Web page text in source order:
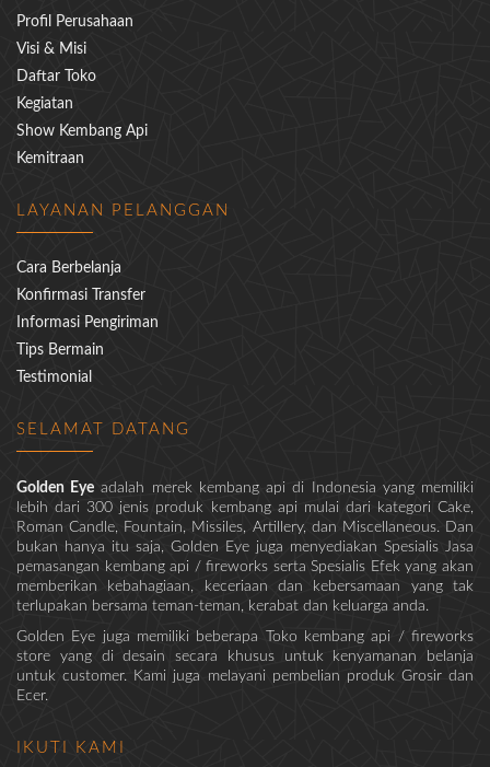
Profil Perusahaan
Visi & Misi
Daftar Toko
Kegiatan
Show Kembang Api
Kemitraan
LAYANAN PELANGGAN
Cara Berbelanja
Konfirmasi Transfer
Informasi Pengiriman
Tips Bermain
Testimonial
SELAMAT DATANG
Golden Eye adalah merek kembang api di Indonesia yang memiliki
lebih dari 300 jenis produk kembang api mulai dari kategori Cake,
Roman Candle, Fountain, Missiles, Artillery, dan Miscellaneous. Dan
bukan hanya itu saja, Golden Eye juga menyediakan Spesialis Jasa
pemasangan kembang api / fireworks serta Spesialis Efek yang akan
memberikan kebahagiaan, keceriaan dan kebersamaan yang tak
terlupakan bersama teman-teman, kerabat dan keluarga anda.
Golden Eye juga memiliki beberapa Toko kembang api / fireworks
store yang di desain secara khusus untuk kenyamanan belanja
untuk customer. Kami juga melayani pembelian produk Grosir dan
Ecer.
IKUTI KAMI